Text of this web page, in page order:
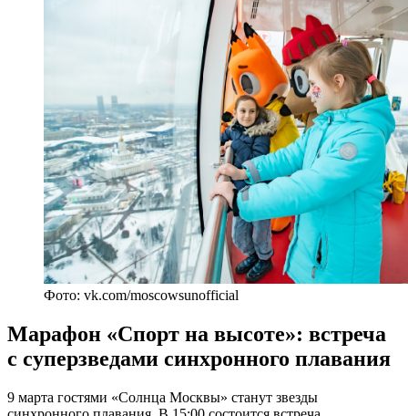
Фото: vk.com/moscowsunofficial
Марафон «Спорт на высоте»: встреча
с суперзведами синхронного плавания
9 марта гостями «Солнца Москвы» станут звезды